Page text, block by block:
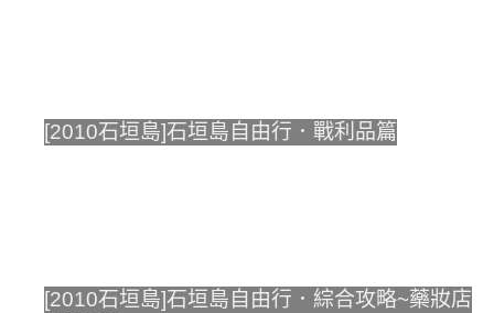
[2010石垣島]石垣島自由行．戰利品篇
[2010石垣島]石垣島自由行．綜合攻略~藥妝店